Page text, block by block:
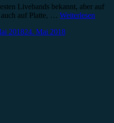
Livebands bekannt, aber auf
auch auf Platte, … Weiterlesen
201824. Mai 2018